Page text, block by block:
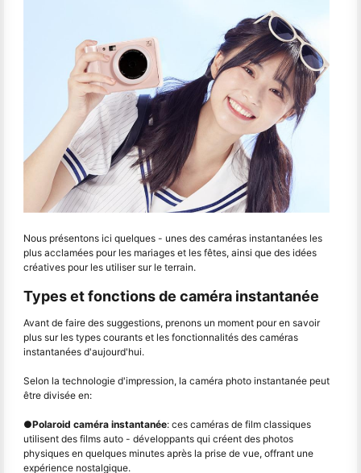
Nous présentons ici quelques - unes des caméras instantanées les
plus acclamées pour les mariages et les fêtes, ainsi que des idées
créatives pour les utiliser sur le terrain.
Types et fonctions de caméra instantanée
Avant de faire des suggestions, prenons un moment pour en savoir
plus sur les types courants et les fonctionnalités des caméras
instantanées d'aujourd'hui.
Selon la technologie d'impression, la caméra photo instantanée peut
être divisée en:
●Polaroid caméra instantanée: ces caméras de film classiques
utilisent des films auto - développants qui créent des photos
physiques en quelques minutes après la prise de vue, offrant une
expérience nostalgique.